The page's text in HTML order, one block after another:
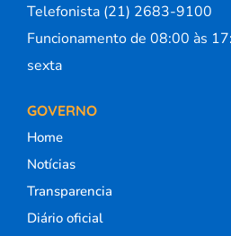
Telefonista (21) 2683-9100
Funcionamento de 08:00 às
sexta
GOVERNO
Home
Notícias
Transparencia
Diário oficial